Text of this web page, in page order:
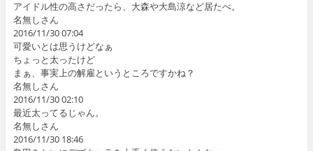
アイドル性の高さだったら、大森や大島涼など居たべ。
名無しさん
2016/11/30 07:04
可愛いとは思うけどなぁ
ちょっと太ったけど
まぁ、事実上の解雇というところですかね？
名無しさん
2016/11/30 02:10
最近太ってるじゃん。
名無しさん
2016/11/30 18:46